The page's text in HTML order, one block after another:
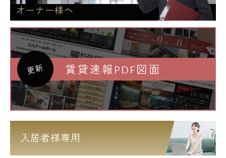
オーナー様へ
更新 賃貸速報PDF図面
入居者様専用